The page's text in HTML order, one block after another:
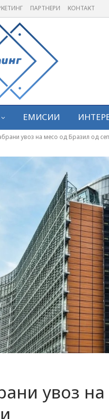
ПАРТНЕРИ КОНТАКТ
ЕМИСИИ
увоз на месо од Бразил од
увоз